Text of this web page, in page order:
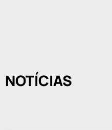
NOTÍCIAS